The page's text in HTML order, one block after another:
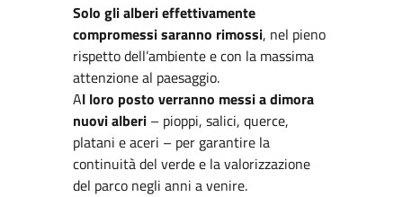
Solo gli alberi effettivamente
compromessi saranno rimossi, nel pieno
rispetto dell’ambiente e con la massima
attenzione al paesaggio.
Al loro posto verranno messi a dimora
nuovi alberi – pioppi, salici, querce,
platani e aceri – per garantire la
continuità del verde e la valorizzazione
del parco negli anni a venire.